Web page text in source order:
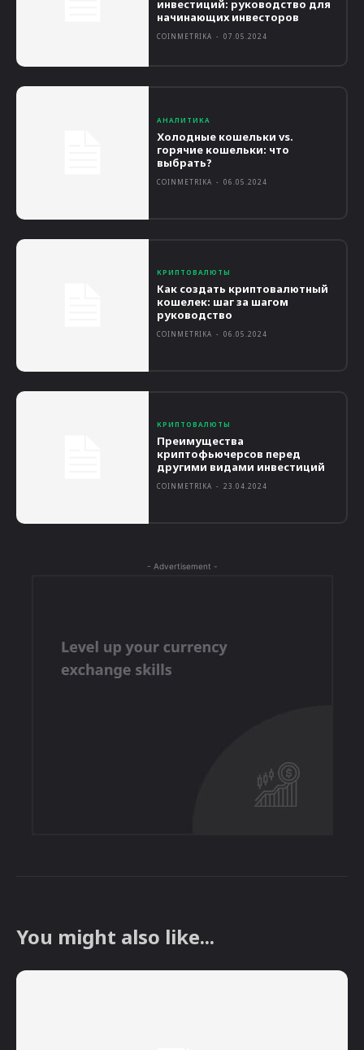
инвестиций: руководство для
начинающих инвесторов
COINMETRIKA - 07.05.2024
АНАЛИТИКА
Холодные кошельки vs.
горячие кошельки: что
выбрать?
COINMETRIKA - 06.05.2024
КРИПТОВАЛЮТЫ
Как создать криптовалютный
кошелек: шаг за шагом
руководство
COINMETRIKA - 06.05.2024
КРИПТОВАЛЮТЫ
Преимущества
криптофьючерсов перед
другими видами инвестиций
COINMETRIKA - 23.04.2024
- Advertisement -
You might also like...